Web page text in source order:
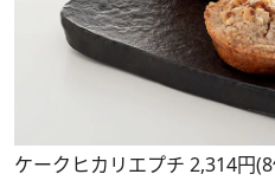
ケークヒカリエプチ 2,314円